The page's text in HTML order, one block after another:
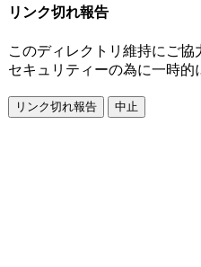
リンク切れ報告
このディレクトリ維持にご
セキュリティーの為に一時